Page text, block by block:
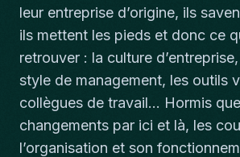
leur entreprise d’origine, ils
ils mettent les pieds et donc ce
retrouver : la culture
style de management, les outils
collègues de travail… Hormis
changements par ici et là, les
l’organisation et son